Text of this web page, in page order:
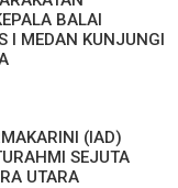
BALAI
I MEDAN KUNJUNGI
(IAD)
SEJUTA
UTARA